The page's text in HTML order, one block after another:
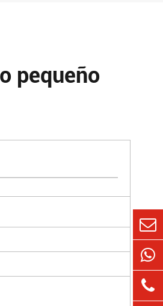
pequeño